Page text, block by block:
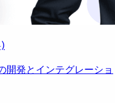
発とインテグレーショ